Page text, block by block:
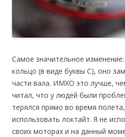
Самое значительное
кольцо (в виде буквы С), оно
части вала. ИМХО это лучше,
читал, что у людей были
терялся прямо во время
использовать локтайт. Я не
своих моторах и на данный